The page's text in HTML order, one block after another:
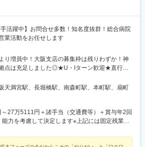
手活躍中】お問合せ多数！知名度抜群！総合病院
業活動をお任せします
り増員中！大阪支店の募集枠は残りわずか！神
点は充足しました◎★U・Iターン歓迎★直行直
阪府大阪市中央区久太郎町2-2-7 山口興産筋ビ
10日(月)より移転予定住所：大阪府大阪市北区
喫煙対策：屋内禁煙
天満宮駅、長堀橋駅、南森町駅、本町駅、扇町
27万5111円＋諸手当（交通費等）＋賞与年2回
力を考慮して決定します※上記には固定残業代
～4万5111円支給※上記を超える時間外労働分は